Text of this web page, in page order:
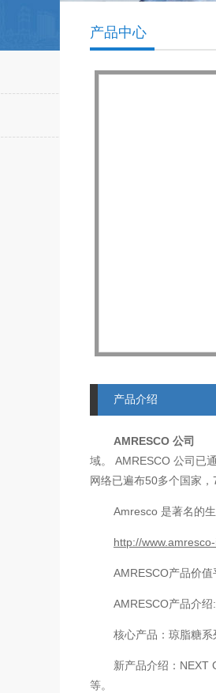
产品中心
产品介绍
AMRESCO 公司
域。 AMRESCO 公司已
网络已遍布50多个国家，
Amresco 是著名的
http://
AMRESCO产品价
AMRESCO产品介绍
核心产品：琼脂糖
新产品介绍： NEXT
等。